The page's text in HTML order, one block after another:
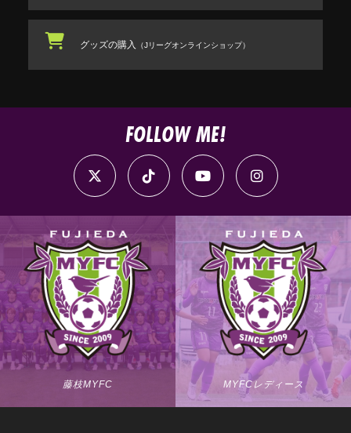
グッズの購入 （Jリーグオンラインショップ）
FOLLOW ME!
藤枝MYFC MYFCレディース